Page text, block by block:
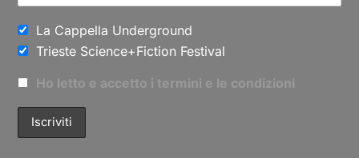
La Cappella Underground
Trieste Science+Fiction Festival
Ho letto e accetto i termini e le condizioni